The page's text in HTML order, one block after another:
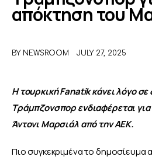
MEET THE TEAM
απόκτηση του
BY NEWSROOM JULY 27, 2025
Η τουρκική Fanatik κάνει λόγο
Τράμπζονσπορ ενδιαφέρεται
Άντονι Μαρσιάλ από την ΑΕΚ.
Πιο συγκεκριμένα το δημοσίευμα